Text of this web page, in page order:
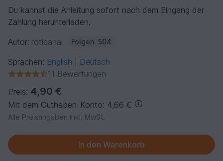
Du kannst die Anleitung sofort nach dem Eingang der
Zahlung herunterladen.
Autor: roticanai Folgen 504
Sprachen: English
Deutsch
11 Bewertungen
Preis: 4,90 €
Mit dem Guthaben-Konto: 4,66 €
Alle Preisangaben inkl. MwSt.